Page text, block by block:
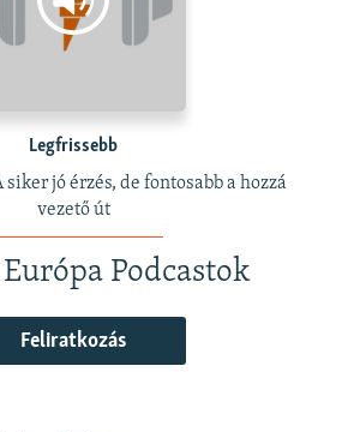
Legfrissebb
jó érzés, de fontosabb a hozzá
vezető út
Podcastok
Feliratkozás